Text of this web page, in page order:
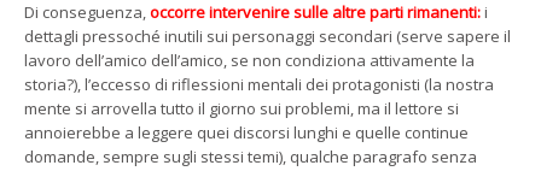
Di conseguenza,occorre intervenire sulle altre parti rimanenti:i
dettagli pressoché inutili sui personaggi secondari (serve sapere il
lavoro dell’amico dell’amico, se non condiziona attivamente la
storia?), l’eccesso di riflessioni mentali dei protagonisti (la nostra
mente si arrovella tutto il giorno sui problemi, ma il lettore si
annoierebbe a leggere quei discorsi lunghi e quelle continue
domande, sempre sugli stessi temi), qualche paragrafo senza